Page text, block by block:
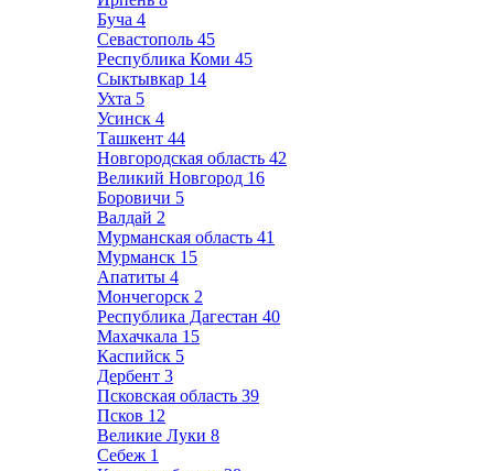
Буча 4
Севастополь 45
Республика Коми 45
Сыктывкар 14
Ухта 5
Усинск 4
Ташкент 44
Новгородская область 42
Великий Новгород 16
Боровичи 5
Валдай 2
Мурманская область 41
Мурманск 15
Апатиты 4
Мончегорск 2
Республика Дагестан 40
Махачкала 15
Каспийск 5
Дербент 3
Псковская область 39
Псков 12
Великие Луки 8
Себеж 1